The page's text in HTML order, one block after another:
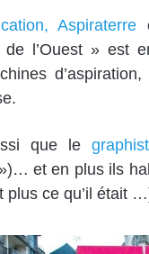
Aspiraterre
de l’Ouest » est
que le
et en plus ils
plus ce qu’il était